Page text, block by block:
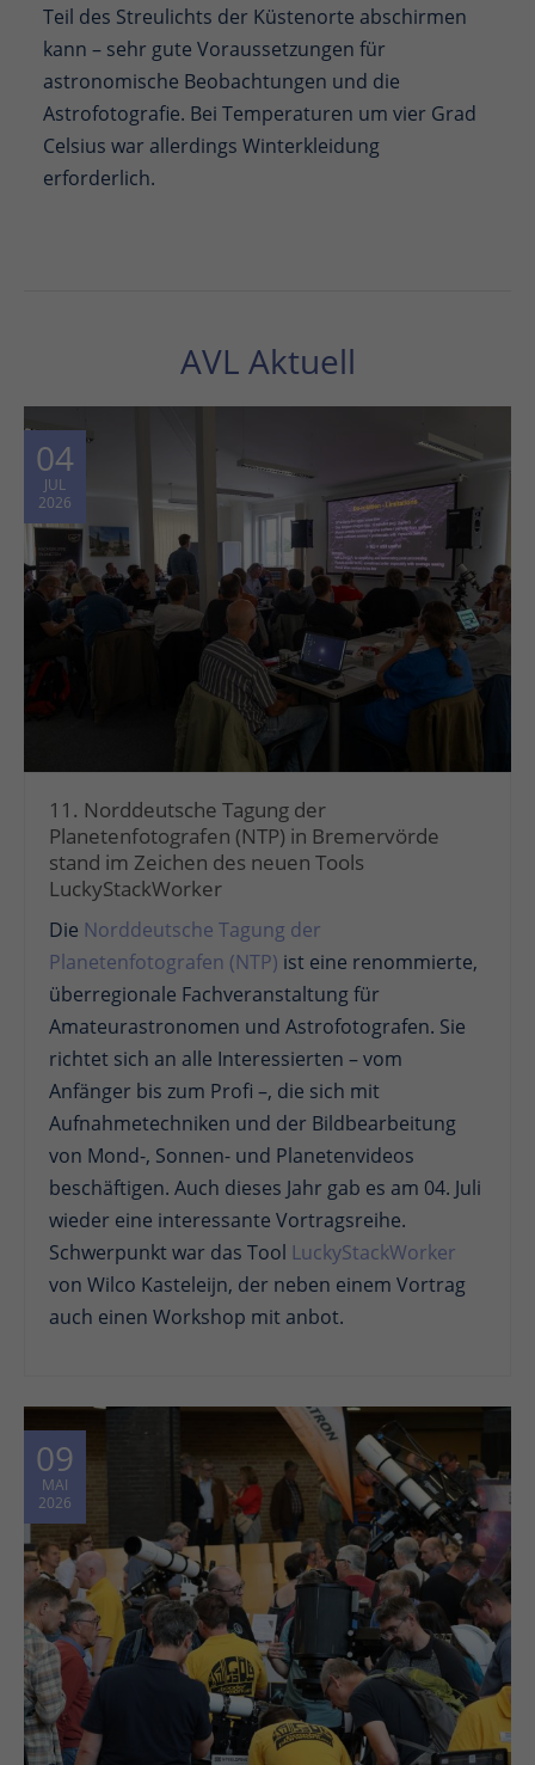
Teil des Streulichts der Küstenorte abschirmen
kann – sehr gute Voraussetzungen für
astronomische Beobachtungen und die
Astrofotografie. Bei Temperaturen um vier Grad
Celsius war allerdings Winterkleidung
erforderlich.
AVL Aktuell
04
JUL
2026
11. Norddeutsche Tagung der
Planetenfotografen (NTP) in Bremervörde
stand im Zeichen des neuen Tools
LuckyStackWorker
Die Norddeutsche Tagung der
Planetenfotografen (NTP) ist eine renommierte,
überregionale Fachveranstaltung für
Amateurastronomen und Astrofotografen. Sie
richtet sich an alle Interessierten – vom
Anfänger bis zum Profi –, die sich mit
Aufnahmetechniken und der Bildbearbeitung
von Mond-, Sonnen- und Planetenvideos
beschäftigen. Auch dieses Jahr gab es am 04. Juli
wieder eine interessante Vortragsreihe.
Schwerpunkt war das Tool LuckyStackWorker
von Wilco Kasteleijn, der neben einem Vortrag
auch einen Workshop mit anbot.
09
MAI
2026